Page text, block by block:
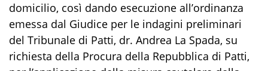
domicilio, così dando esecuzione all’ordinanza
emessa dal Giudice per le indagini preliminari
del Tribunale di Patti, dr. Andrea La Spada, su
richiesta della Procura della Repubblica di Patti,